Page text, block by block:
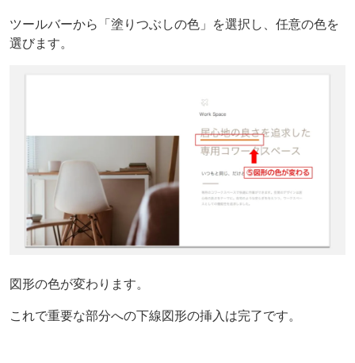
ツールバーから「塗りつぶしの色」を選択し、任意の色を
選びます。
図形の色が変わります。
これで重要な部分への下線図形の挿入は完了です。